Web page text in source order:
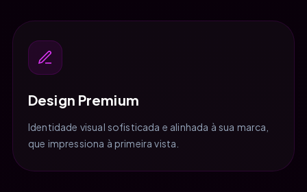
Design Premium
Identidade visual sofisticada e alinhada à sua marca,
que impressiona à primeira vista.